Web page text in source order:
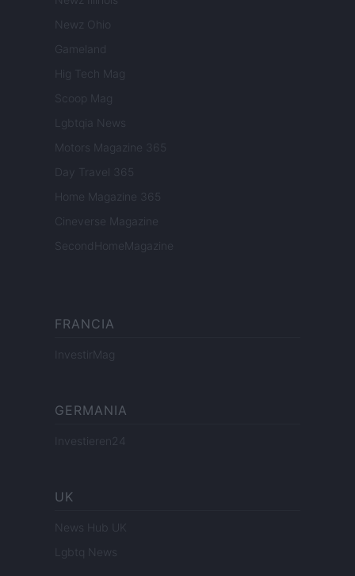
Newz Ohio
Gameland
Hig Tech Mag
Scoop Mag
Lgbtqia News
Motors Magazine 365
Day Travel 365
Home Magazine 365
Cineverse Magazine
SecondHomeMagazine
FRANCIA
InvestirMag
GERMANIA
Investieren24
UK
News Hub UK
Lgbtq News